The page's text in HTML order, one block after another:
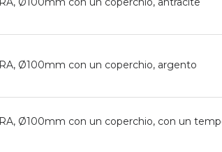
Ø100mm con un coperchio, argento
Ø100mm con un coperchio, con un